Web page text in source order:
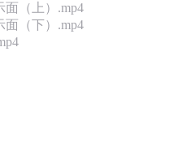
面（上）.mp4
面（下）.mp4